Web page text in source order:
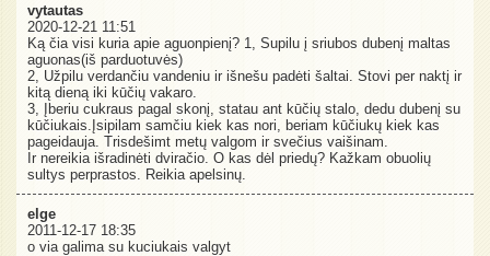
vytautas
2020-12-21 11:51
Ką čia visi kuria apie aguonpienį? 1, Supilu į sriubos dubenį maltas
aguonas(iš parduotuvės)
2, Užpilu verdančiu vandeniu ir išnešu padėti šaltai. Stovi per naktį ir
kitą dieną iki kūčių vakaro.
3, Įberiu cukraus pagal skonį, statau ant kūčių stalo, dedu dubenį su
kūčiukais.Įsipilam samčiu kiek kas nori, beriam kūčiukų kiek kas
pageidauja. Trisdešimt metų valgom ir svečius vaišinam.
Ir nereikia išradinėti dviračio. O kas dėl priedų? Kažkam obuolių
sultys perprastos. Reikia apelsinų.
elge
2011-12-17 18:35
o via galima su kuciukais valgyt